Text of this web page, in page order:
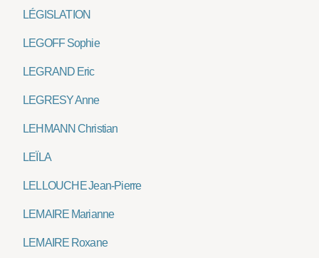
LÉGISLATION
LEGOFF Sophie
LEGRAND Eric
LEGRESY Anne
LEHMANN Christian
LEÏLA
LELLOUCHE Jean-Pierre
LEMAIRE Marianne
LEMAIRE Roxane